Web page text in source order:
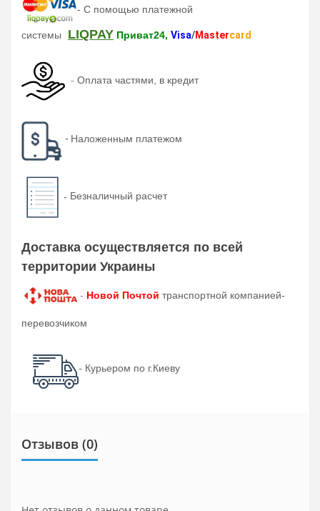
- С помощью платежной
системы LIQPAY Приват24, Visa/Mastercard
- Оплата частями, в кредит
- Наложенным платежом
- Безналичный расчет
Доставка осуществляется по всей
территории Украины
- Новой Почтой транспортной компанией-
перевозчиком
- Курьером по г.Киеву
Отзывов (0)